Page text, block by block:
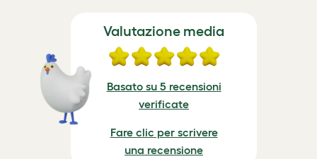
Valutazione media
Basato su 5 recensioni
verificate
Fare clic per scrivere
una recensione